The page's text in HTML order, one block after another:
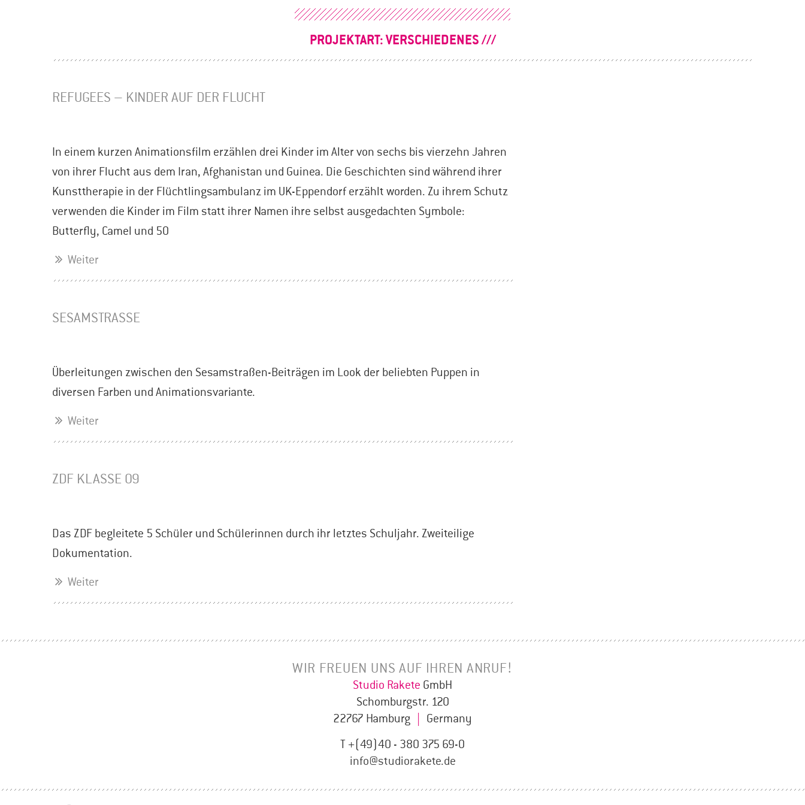
PROJEKTART:VERSCHIEDENES
REFUGEES – KINDER AUF DER FLUCHT
In einem kurzen Animationsfilm erzählen drei Kinder im Alter von sechs bis vierzehn Jahren
von ihrer Flucht aus dem Iran, Afghanistan und Guinea. Die Geschichten sind während ihrer
Kunsttherapie in der Flüchtlingsambulanz im UK-Eppendorf erzählt worden. Zu ihrem Schutz
verwenden die Kinder im Film statt ihrer Namen ihre selbst ausgedachten Symbole:
Butterfly, Camel und 50
Weiter
SESAMSTRASSE
Überleitungen zwischen den Sesamstraßen-Beiträgen im Look der beliebten Puppen in
diversen Farben und Animationsvariante.
Weiter
ZDF KLASSE 09
Das ZDF begleitete 5 Schüler und Schülerinnen durch ihr letztes Schuljahr. Zweiteilige
Dokumentation.
Weiter
WIR FREUEN UNS AUF IHREN ANRUF!
Studio Rakete GmbH
Schomburgstr. 120
22767 Hamburg
Germany
T +(49)40 - 380 375 69-0
info@studiorakete.de